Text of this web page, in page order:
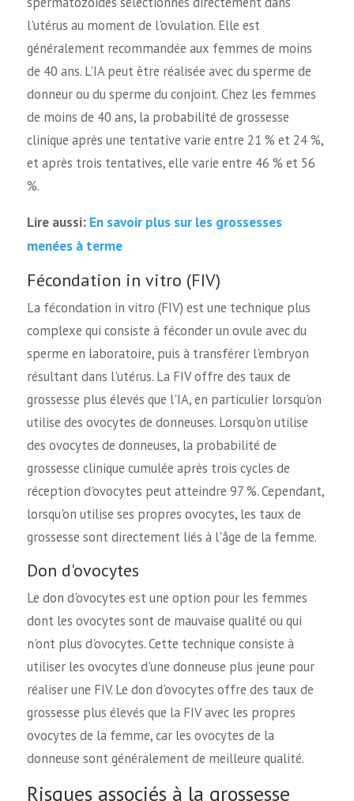
l'utérus au moment de l'ovulation. Elle est
généralement recommandée aux femmes de moins
de 40 ans. L'IA peut être réalisée avec du sperme de
donneur ou du sperme du conjoint. Chez les femmes
de moins de 40 ans, la probabilité de grossesse
clinique après une tentative varie entre 21 % et 24 %,
et après trois tentatives, elle varie entre 46 % et 56
%.
Lire aussi: En savoir plus sur les grossesses
menées à terme
Fécondation in vitro (FIV)
La fécondation in vitro (FIV) est une technique plus
complexe qui consiste à féconder un ovule avec du
sperme en laboratoire, puis à transférer l'embryon
résultant dans l'utérus. La FIV offre des taux de
grossesse plus élevés que l'IA, en particulier lorsqu'on
utilise des ovocytes de donneuses. Lorsqu'on utilise
des ovocytes de donneuses, la probabilité de
grossesse clinique cumulée après trois cycles de
réception d'ovocytes peut atteindre 97 %. Cependant,
lorsqu'on utilise ses propres ovocytes, les taux de
grossesse sont directement liés à l'âge de la femme.
Don d'ovocytes
Le don d'ovocytes est une option pour les femmes
dont les ovocytes sont de mauvaise qualité ou qui
n'ont plus d'ovocytes. Cette technique consiste à
utiliser les ovocytes d'une donneuse plus jeune pour
réaliser une FIV. Le don d'ovocytes offre des taux de
grossesse plus élevés que la FIV avec les propres
ovocytes de la femme, car les ovocytes de la
donneuse sont généralement de meilleure qualité.
Risques associés à la grossesse